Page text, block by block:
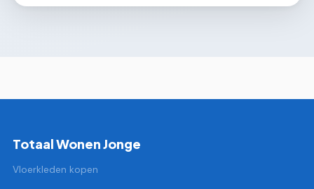
Totaal Wonen Jonge
Vloerkleden kopen